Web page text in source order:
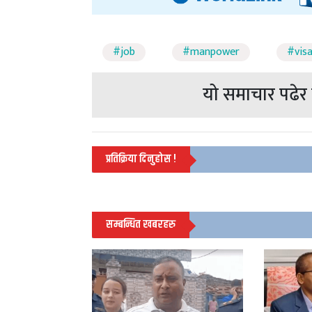
#job #manpower #visa
यो समाचार पढेर
प्रतिक्रिया दिनुहोस !
सम्बन्धित खबरहरु